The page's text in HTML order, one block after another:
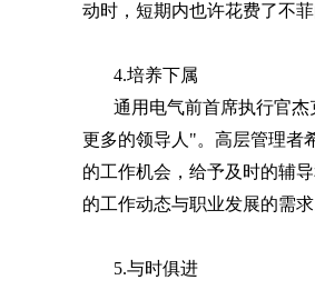
动时，短期内也许花费了不
4.培养下属
通用电气前首席执行官杰
更多的领导人 "。高层管理者
的工作机会，给予及时的辅
的工作动态与职业发展的需求
5.与时俱进